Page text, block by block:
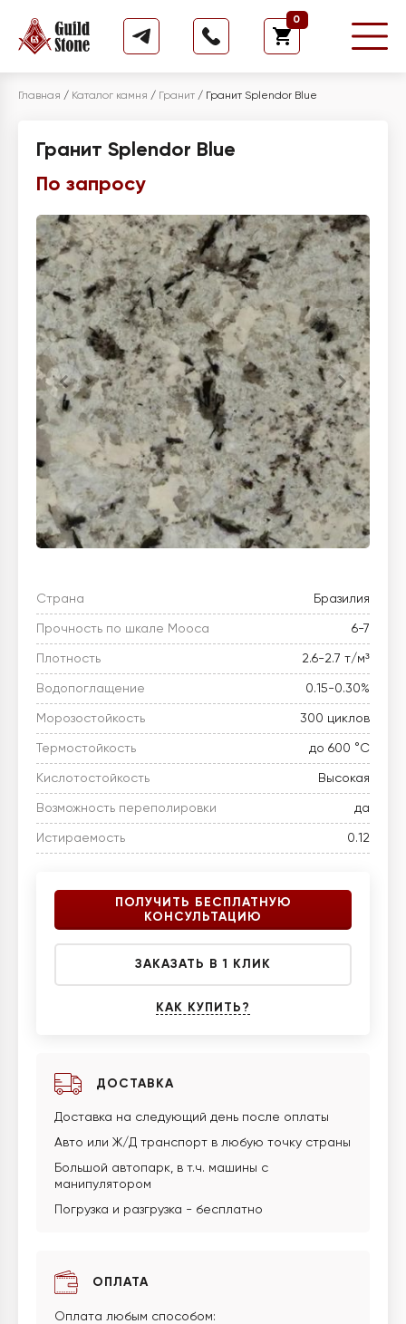
0
Главная / Каталог камня / Гранит / Гранит Splendor Blue
Гранит Splendor Blue
По запросу
Страна Бразилия
Прочность по шкале Мооса 6-7
Плотность 2.6-2.7 т/м³
Водопоглащение 0.15-0.30%
Морозостойкость 300 циклов
Термостойкость до 600 °C
Кислотостойкость Высокая
Возможность переполировки да
Истираемость 0.12
ПОЛУЧИТЬ БЕСПЛАТНУЮ
КОНСУЛЬТАЦИЮ
ЗАКАЗАТЬ В 1 КЛИК
КАК КУПИТЬ?
ДОСТАВКА
Доставка на следующий день после оплаты
Авто или Ж/Д транспорт в любую точку страны
Большой автопарк, в т.ч. машины с
манипулятором
Погрузка и разгрузка - бесплатно
ОПЛАТА
Оплата любым способом: